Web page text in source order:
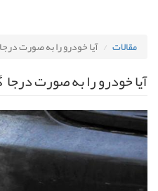
مقالات آیا خودرو را به صورت
آیا خودرو را به صورت